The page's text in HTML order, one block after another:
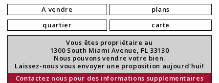
A vendre
quartier
plans
carte
Vous êtes propriétaire au
1300 South Miami Avenue, FL 33130
Nous pouvons vendre votre bien.
Laissez-nous vous envoyer une proposition aujourd'hui!
Contactez nous pour des informations supplementaires